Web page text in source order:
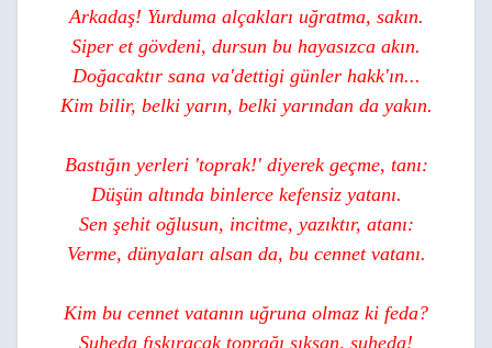
Arkadaş! Yurduma alçakları uğratma, sakın.
Siper et gövdeni, dursun bu hayasızca akın.
Doğacaktır sana va'dettigi günler hakk'ın...
Kim bilir, belki yarın, belki yarından da yakın.
Bastığın yerleri 'toprak!' diyerek geçme, tanı:
Düşün altında binlerce kefensiz yatanı.
Sen şehit oğlusun, incitme, yazıktır, atanı:
Verme, dünyaları alsan da, bu cennet vatanı.
Kim bu cennet vatanın uğruna olmaz ki feda?
Şuheda fışkıracak toprağı sıksan, şuheda!